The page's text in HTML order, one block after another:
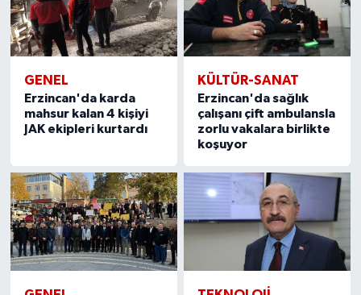
GENEL
Erzincan'da karda
mahsur kalan 4 kişiyi
JAK ekipleri kurtardı
KÜLTÜR-SANAT
Erzincan'da sağlık
çalışanı çift ambulansla
zorlu vakalara birlikte
koşuyor